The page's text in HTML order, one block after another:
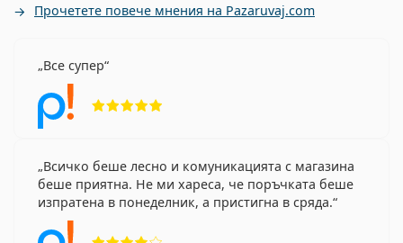
Прочетете повече мнения на Pazaruvaj.com
Все супер
Всичко беше лесно и комуникацията с магазина
беше приятна. Не ми хареса, че поръчката беше
изпратена в понеделник, а пристигна в сряда.